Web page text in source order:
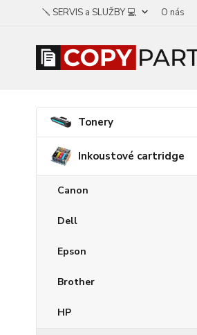
🪛 SERVIS a SLUŽBY 💻 O nás
Tonery
Inkoustové cartridge
Canon
Dell
Epson
Brother
HP